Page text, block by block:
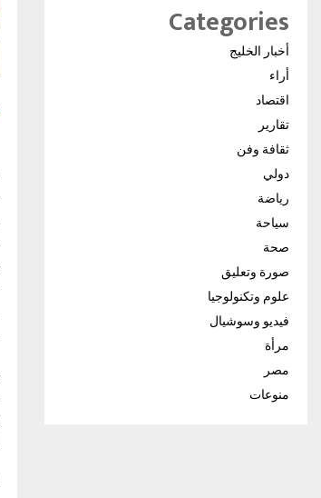
Categories
أخبار الخليج
أراء
اقتصاد
تقارير
ثقافة وفن
دولي
رياضة
سياحة
صحة
صورة وتعليق
علوم وتكنولوجيا
فيديو وسوشيال
مرأة
مصر
منوعات